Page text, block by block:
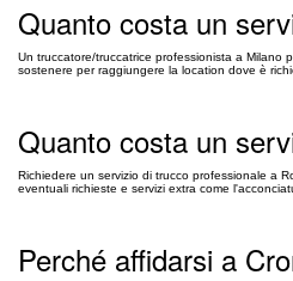
Quanto costa un
Un truccatore/truccatrice professionista a
sostenere per raggiungere la location dove è
Quanto costa un
Richiedere un servizio di trucco professionale a
eventuali richieste e servizi extra come
Perché affidarsi a